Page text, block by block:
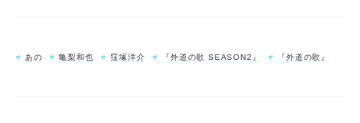
あの 亀梨和也 窪塚洋介 『外道の歌 SEASON2』 『外道の歌』